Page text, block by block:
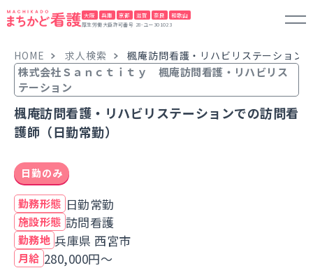
大阪 兵庫 京都 滋賀 奈良 和歌山
厚生労働大臣許可番号 28-ユー301023
HOME 求人検索 楓庵訪問看護・リハビリステーション
株式会社Ｓａｎｃｔｉｔｙ 楓庵訪問看護・リハビリス
テーション
楓庵訪問看護・リハビリステーションでの訪問看
護師（日勤常勤）
日勤のみ
勤務形態 日勤常勤
施設形態 訪問看護
勤務地 兵庫県 西宮市
月給 280,000円～